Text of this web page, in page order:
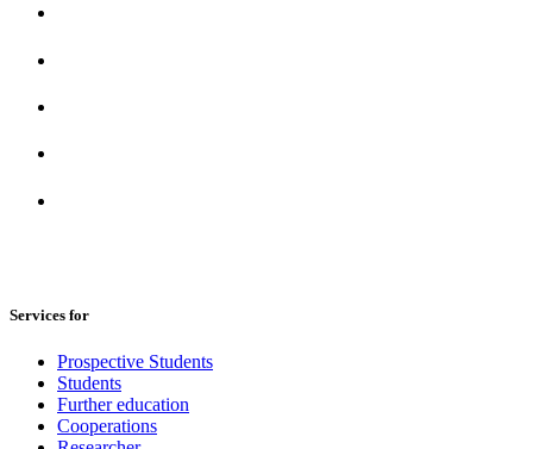
Services for
Prospective Students
Students
Further education
Cooperations